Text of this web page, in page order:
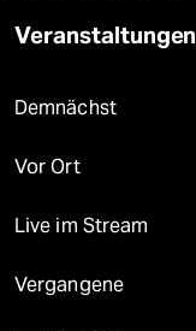
Veranstaltungen
Demnächst
Vor Ort
Live im Stream
Vergangene